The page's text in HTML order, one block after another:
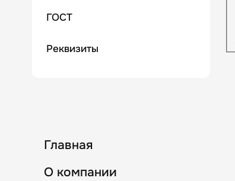
ГОСТ
Реквизиты
Главная
О компании